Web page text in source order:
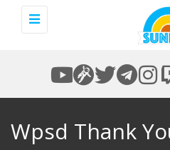
Toggle
navigation
Wpsd Thank